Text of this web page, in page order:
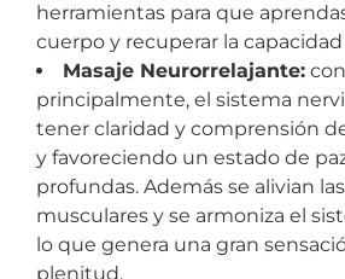
herramientas para que
cuerpo y recuperar la
Masaje Neurorrelajante:
principalmente, el sistema
tener claridad y comprensión
y favoreciendo un estado de
profundas. Además se alivian
musculares y se armoniza el
lo que genera una gran
plenitud.